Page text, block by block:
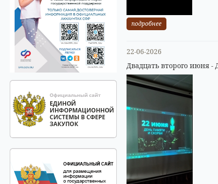
подробнее
22-06-2026
Двадцать второго июня -